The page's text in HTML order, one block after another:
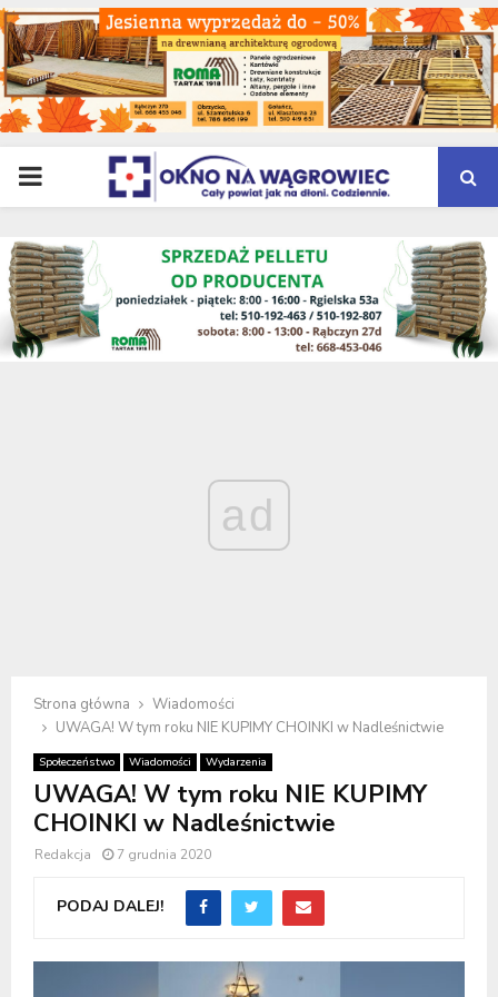
PRIMARY
MENU
ad
Strona główna
Wiadomości
UWAGA! W tym roku NIE KUPIMY CHOINKI w Nadleśnictwie
Społeczeństwo Wiadomości Wydarzenia
UWAGA! W tym roku NIE KUPIMY
CHOINKI w Nadleśnictwie
Redakcja 7 grudnia 2020
PODAJ DALEJ!